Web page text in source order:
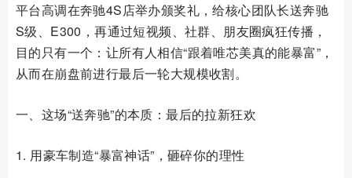
平台高调在奔驰4S店举办颁奖礼，给核心团队长送奔驰
S级、E300，再通过短视频、社群、朋友圈疯狂传播，
目的只有一个：让所有人相信“跟着唯芯美真的能暴富”，
从而在崩盘前进行最后一轮大规模收割。
一、这场“送奔驰”的本质：最后的拉新狂欢
1. 用豪车制造“暴富神话”，砸碎你的理性